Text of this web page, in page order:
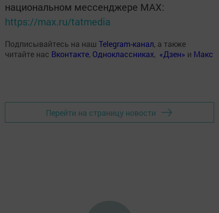
национальном мессенджере MАХ:
https://max.ru/tatmedia
Подписывайтесь на наш Telegram-канал, а также
читайте нас Вконтакте, Одноклассниках, «Дзен» и Макс
Перейти на страницу новости